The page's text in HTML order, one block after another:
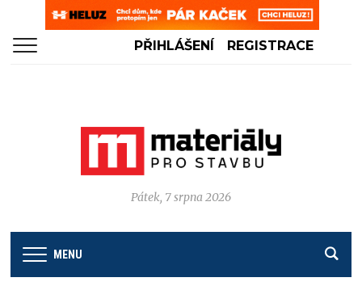
PŘIHLÁŠENÍ REGISTRACE
Pátek, 7 srpna 2026
MENU